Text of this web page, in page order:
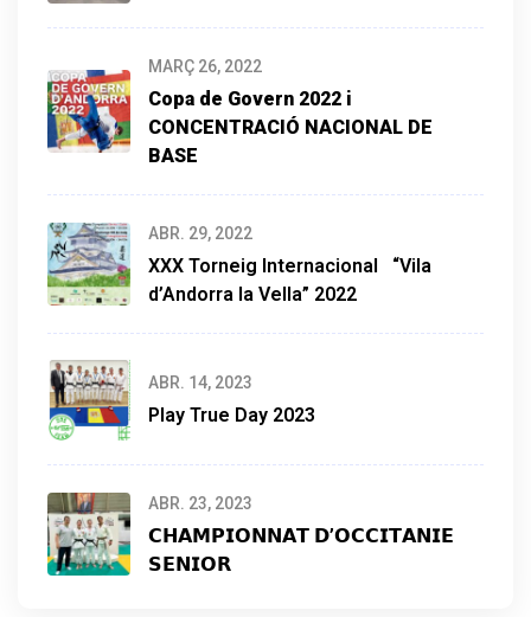
MARÇ 26, 2022
Copa de Govern 2022 i
CONCENTRACIÓ NACIONAL DE
BASE
ABR. 29, 2022
XXX Torneig Internacional “Vila
d’Andorra la Vella” 2022
ABR. 14, 2023
Play True Day 2023
ABR. 23, 2023
𝗖𝗛𝗔𝗠𝗣𝗜𝗢𝗡𝗡𝗔𝗧 𝗗’𝗢𝗖𝗖𝗜𝗧𝗔𝗡𝗜𝗘
𝗦𝗘𝗡𝗜𝗢𝗥